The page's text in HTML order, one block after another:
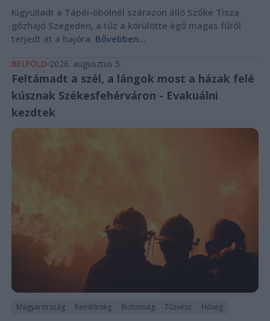
Kigyulladt a Tápéi-öbölnél szárazon álló Szőke Tisza
gőzhajó Szegeden, a tűz a körülötte égő magas fűről
terjedt át a hajóra. Bővebben...
BELFÖLD 2026. augusztus 5.
Feltámadt a szél, a lángok most a házak felé
kúsznak Székesfehérváron - Evakuálni
kezdtek
Magyarország Rendőrség Biztonság Tűzvész Hőség